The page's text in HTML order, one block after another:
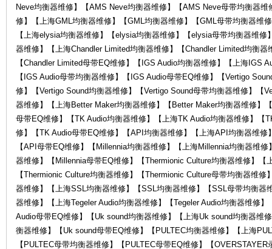
Neve均衡器维修】【AMS Neve均衡器维修】【AMS Neve母带均衡器
修】【上海GML均衡器维修】【GML均衡器维修】【GML母带均衡器维
【上海elysia均衡器维修】【elysia均衡器维修】【elysia母带均衡器维
器维修】【上海Chandler Limited均衡器维修】【Chandler Limited均衡
【Chandler Limited母带EQ维修】【IGS Audio均衡器维修】【上海IGS
【IGS Audio母带均衡器维修】【IGS Audio母带EQ维修】【Vertigo
修】【Vertigo Sound均衡器维修】【Vertigo Sound母带均衡器维修】【
器维修】【上海Better Maker均衡器维修】【Better Maker均衡器维修】
母带EQ维修】【TK Audio均衡器维修】【上海TK Audio均衡器维修】【
修】【TK Audio母带EQ维修】【API均衡器维修】【上海API均衡器维
【API母带EQ维修】【Millennia均衡器维修】【上海Millennia均衡器维
器维修】【Millennia母带EQ维修】【Thermionic Culture均衡器维修】【
【Thermionic Culture均衡器维修】【Thermionic Culture母带均衡器维
器维修】【上海SSL均衡器维修】【SSL均衡器维修】【SSL母带均衡器
器维修】【上海Tegeler Audio均衡器维修】【Tegeler Audio均衡器维修
Audio母带EQ维修】【Uk sound均衡器维修】【上海Uk sound均衡器维
衡器维修】【Uk sound母带EQ维修】【PULTEC均衡器维修】【上海
【PULTEC母带均衡器维修】【PULTEC母带EQ维修】【